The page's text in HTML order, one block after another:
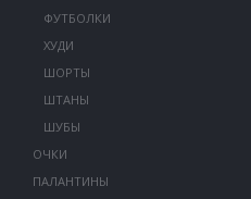
ФУТБОЛКИ
ХУДИ
ШОРТЫ
ШТАНЫ
ШУБЫ
ОЧКИ
ПАЛАНТИНЫ